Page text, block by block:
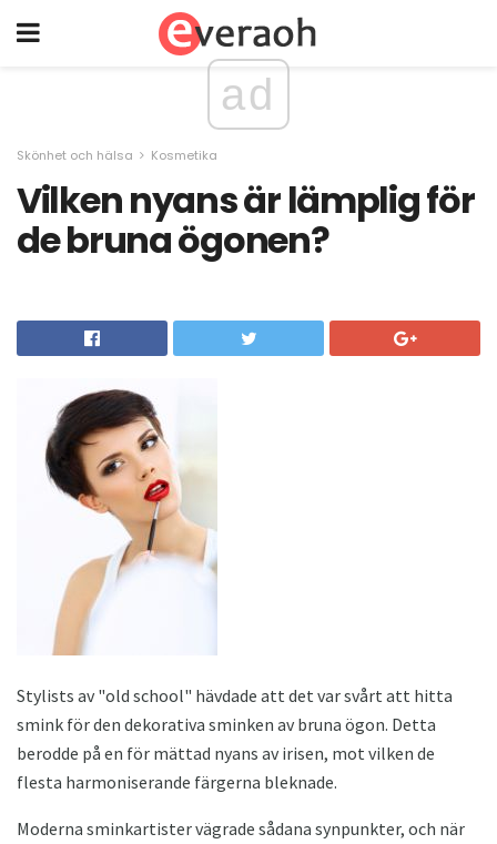
ad
Skönhet och hälsa Kosmetika
Vilken nyans är lämplig för
de bruna ögonen?
Stylists av "old school" hävdade att det var svårt att hitta
smink för den dekorativa sminken av bruna ögon. Detta
berodde på en för mättad nyans av irisen, mot vilken de
flesta harmoniserande färgerna bleknade.
Moderna sminkartister vägrade sådana synpunkter, och när